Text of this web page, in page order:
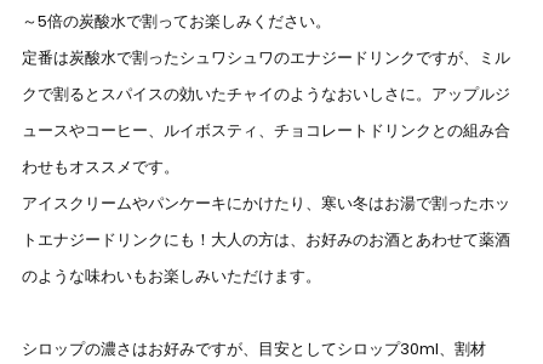
～5倍の炭酸水で割ってお楽しみください。
定番は炭酸水で割ったシュワシュワのエナジードリンクですが、
ミル
クで割るとスパイスの効いたチャイのようなおいしさに。 アップルジ
ュースやコーヒー、ルイボスティ、チョコレートドリンクとの組み合
わせもオススメです。
アイスクリームやパンケーキにかけたり、寒い冬はお湯で割ったホッ
トエナジードリンクにも！ 大人の方は、お好みのお酒とあわせて薬酒
のような味わいもお楽しみいただけます。
シロップの濃さはお好みですが、 目安としてシロップ30ml、割材